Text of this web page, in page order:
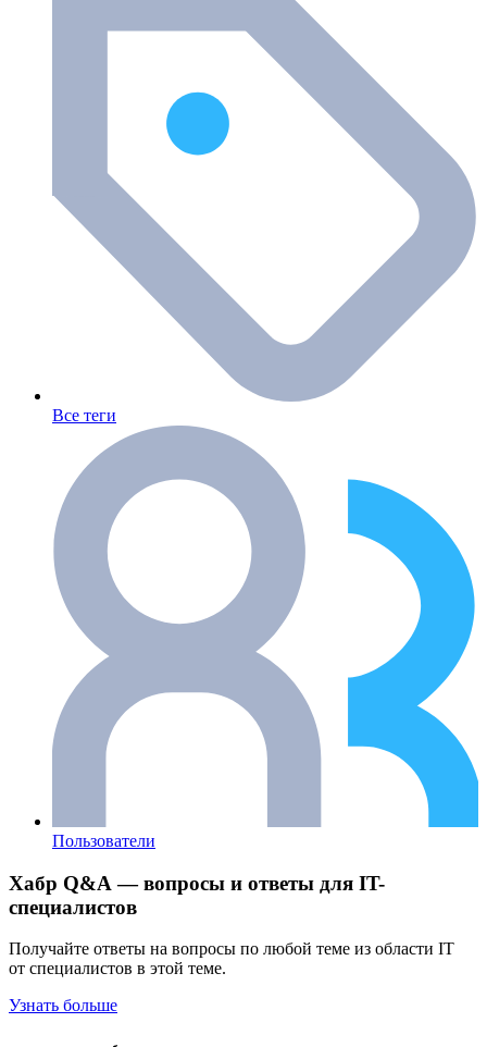
Все теги
Пользователи
Хабр Q&A — вопросы и ответы для IT-
специалистов
Получайте ответы на вопросы по любой теме из области IT
от специалистов в этой теме.
Узнать больше